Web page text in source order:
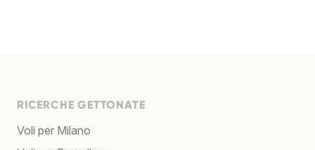
RICERCHE GETTONATE
Voli per Milano